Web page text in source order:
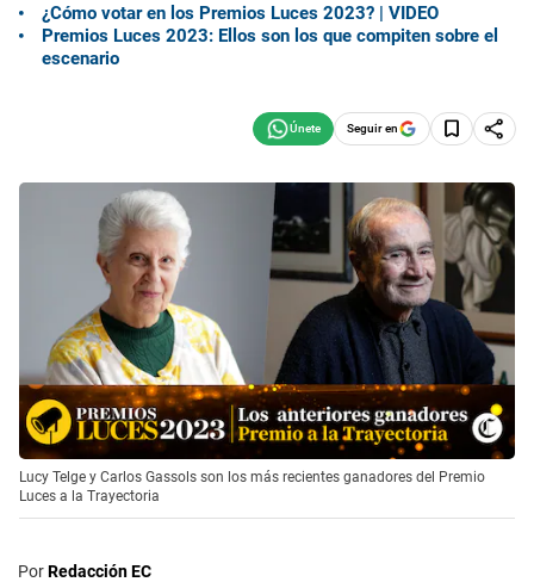
¿Cómo votar en los Premios Luces 2023? | VIDEO
Premios Luces 2023: Ellos son los que compiten sobre el
escenario
Seguir en
Lucy Telge y Carlos Gassols son los más recientes ganadores del Premio
Luces a la Trayectoria
PorRedacción EC